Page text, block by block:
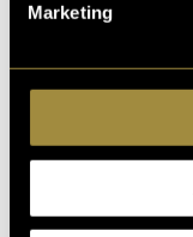
Marketing